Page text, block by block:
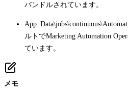
バンドルされています。
ルトでMarketing Automation
ています。
メモ